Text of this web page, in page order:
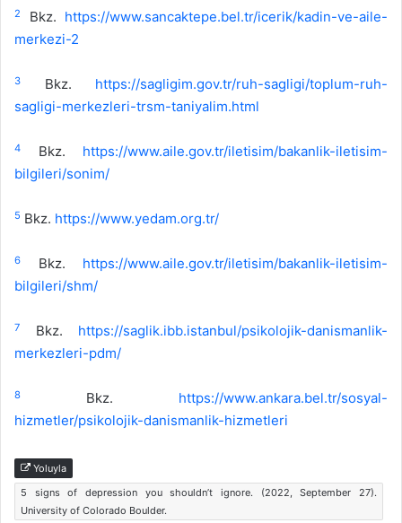
2 Bkz. https://www.sancaktepe.bel.tr/icerik/kadin-ve-aile-
merkezi-2
3 Bkz. https://sagligim.gov.tr/ruh-sagligi/toplum-ruh-
sagligi-merkezleri-trsm-taniyalim.html
4 Bkz. https://www.aile.gov.tr/iletisim/bakanlik-iletisim-
bilgileri/sonim/
5 Bkz. https://www.yedam.org.tr/
6 Bkz. https://www.aile.gov.tr/iletisim/bakanlik-iletisim-
bilgileri/shm/
7 Bkz. https://saglik.ibb.istanbul/psikolojik-danismanlik-
merkezleri-pdm/
8 Bkz. https://www.ankara.bel.tr/sosyal-
hizmetler/psikolojik-danismanlik-hizmetleri
Yoluyla
5 signs of depression you shouldn’t ignore. (2022, September 27).
University of Colorado Boulder.